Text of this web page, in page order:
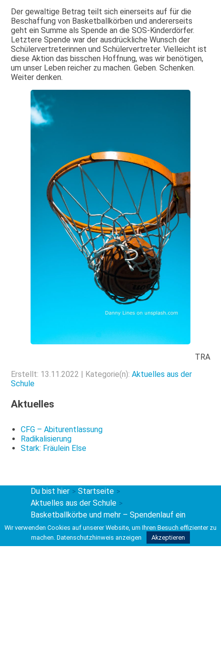
Der gewaltige Betrag teilt sich einerseits auf für die
Beschaffung von Basketballkörben und andererseits
geht ein Summe als Spende an die SOS-Kinderdörfer.
Letztere Spende war der ausdrückliche Wunsch der
Schülervertreterinnen und Schülervertreter. Vielleicht ist
diese Aktion das bisschen Hoffnung, was wir benötigen,
um unser Leben reicher zu machen. Geben. Schenken.
Weiter denken.
TRA
Erstellt: 13.11.2022 | Kategorie(n):Aktuelles aus der
Schule
Aktuelles
CFG – Abiturentlassung
Radikalisierung
Stark: Fräulein Else
Du bist hier > Startseite >
Aktuelles aus der Schule >
Basketballkörbe und mehr – Spendenlauf ein
fulminanter Erfolg
Wir verwenden Cookies auf unserer Website, um Ihren Besuch effizienter zu
machen. Datenschutzhinweis anzeigen Akzeptieren